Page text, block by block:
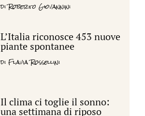
diRoberto Giovannini
L’Italia riconosce 453 nuove
piante spontanee
di Flavia Rossellini
Il clima ci toglie il sonno:
una settimana di riposo